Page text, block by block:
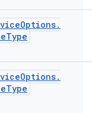
Options.
Type
Options.
Type